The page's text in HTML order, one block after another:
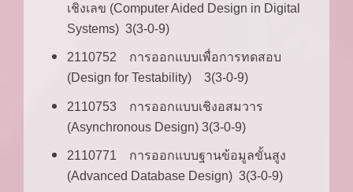
เชิงเลข (Computer Aided Design in Digital
Systems) 3(3-0-9)
2110752 การออกแบบเพื่อการทดสอบ
(Design for Testability) 3(3-0-9)
2110753 การออกแบบเชิงอสมวาร
(Asynchronous Design) 3(3-0-9)
2110771 การออกแบบฐานข้อมูลขั้นสูง
(Advanced Database Design) 3(3-0-9)